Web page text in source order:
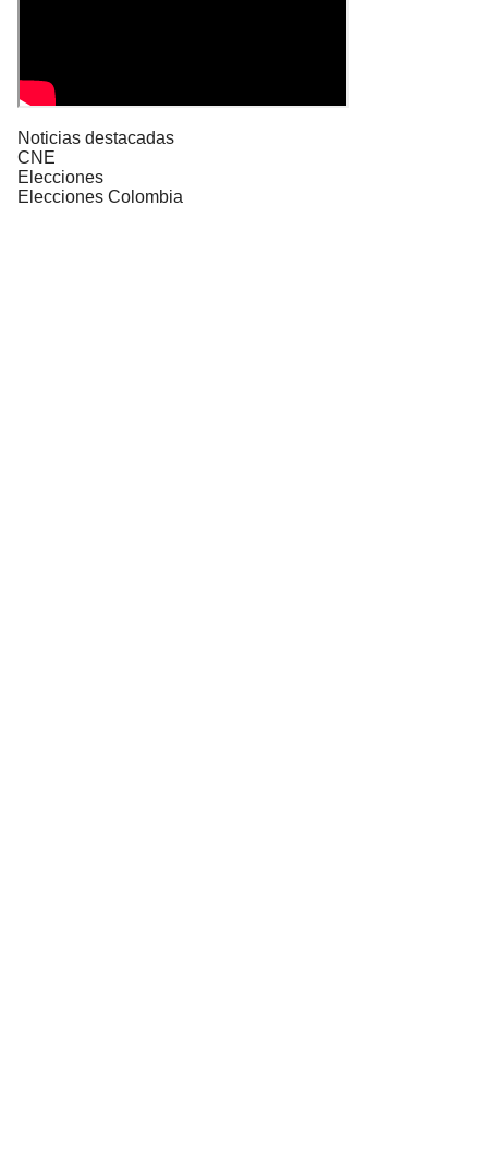
Noticias destacadas
CNE
Elecciones
Elecciones Colombia